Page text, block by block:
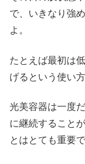
で、いきなり強
よ。
たとえば最初は
げるという使い
光美容器は一度
に継続すること
とはとても重要で